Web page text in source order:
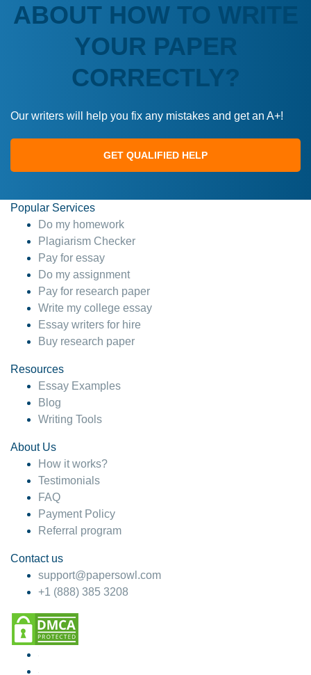
ABOUT HOW TO WRITE
YOUR PAPER
CORRECTLY?
Our writers will help you fix any mistakes and get an A+!
GET QUALIFIED HELP
Popular Services
Do my homework
Plagiarism Checker
Pay for essay
Do my assignment
Pay for research paper
Write my college essay
Essay writers for hire
Buy research paper
Resources
Essay Examples
Blog
Writing Tools
About Us
How it works?
Testimonials
FAQ
Payment Policy
Referral program
Contact us
support@papersowl.com
+1 (888) 385 3208